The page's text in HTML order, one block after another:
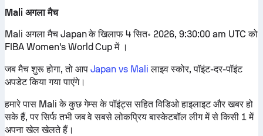
Mali अगला मैच
Mali अगला मैच Japan के खिलाफ 4 सित॰ 2026, 9:30:00 am UTC को
FIBA Women's World Cup में ।
जब मैच शुरू होगा, तो आप Japan vs Mali लाइव स्कोर, पॉइंट-दर-पॉइंट
अपडेट किया गया पाएंगे।
हमारे पास Mali के कुछ गेम्स के पॉइंट्स सहित विडिओ हाइलाइट और खबर हो
सके हैं, पर सिर्फ तभी जब वे सबसे लोकप्रिय बास्केटबॉल लीग में से किसी 1 में
अपना खेल खेलते हैं।